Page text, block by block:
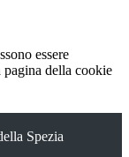
essere
della cookie
Spezia